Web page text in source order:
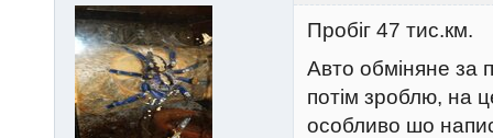
Пробіг 47 тис.км.
Авто обміняне за
потім зроблю, на
особливо шо